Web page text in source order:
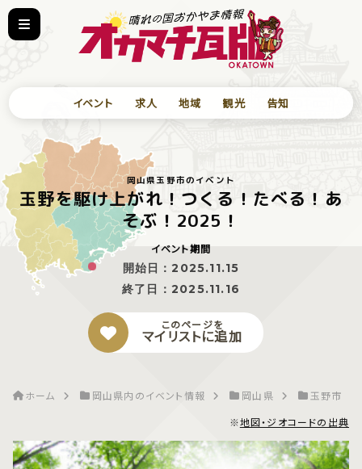
イベント 求人 地域 観光 告知
岡山県玉野市のイベント
玉野を駆け上がれ！つくる！たべる！あ
そぶ！2025！
イベント期間
開始日：2025.11.15
終了日： 2025.11.16
このページを
マイリストに追加
ホーム 岡山県内のイベント情報 岡山県
玉野市
※地図・ジオコードの出典